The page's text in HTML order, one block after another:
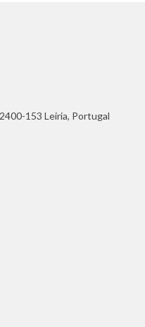
153 Leiria, Portugal